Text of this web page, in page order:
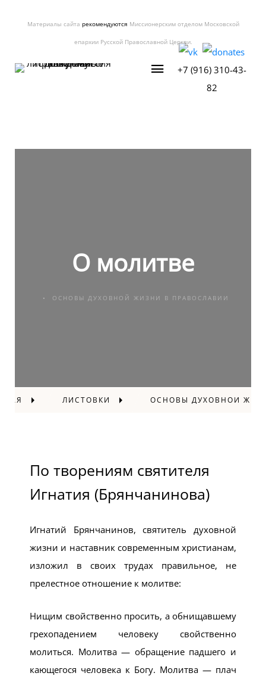
Материалы сайта рекомендуются Миссионерским отделом Московской
епархии Русской Православной Церкви.
+7 (916) 310-43-
82
О молитве
ОСНОВЫ ДУХОВНОЙ ЖИЗНИ В ПРАВОСЛАВИИ
ЛИСТОВКИ ОСНОВЫ ДУХОВНОЙ
По творениям святителя
Игнатия (Брянчанинова)
Игнатий Брянчанинов, святитель духовной
жизни и наставник современным христианам,
изложил в своих трудах правильное, не
прелестное отношение к молитве:
Нищим свойственно просить, а обнищавшему
грехопадением человеку свойственно
молиться. Молитва — обращение падшего и
кающегося человека к Богу. Молитва — плач